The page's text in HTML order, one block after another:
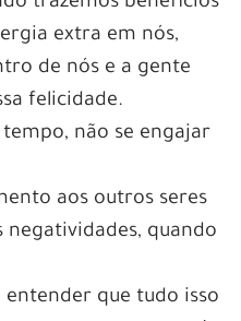
extra em nós,
de nós e a gente
felicidade.
não se engajar
aos outros seres
negatividades, quando
entender que tudo isso